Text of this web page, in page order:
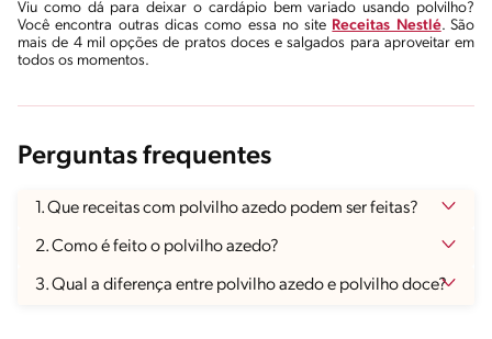
Viu como dá para deixar o cardápio bem variado usando polvilho?
Você encontra outras dicas como essa no site Receitas Nestlé. São
mais de 4 mil opções de pratos doces e salgados para aproveitar em
todos os momentos.
Perguntas frequentes
1. Que receitas com polvilho azedo podem ser feitas?
2. Como é feito o polvilho azedo?
3. Qual a diferença entre polvilho azedo e polvilho doce?